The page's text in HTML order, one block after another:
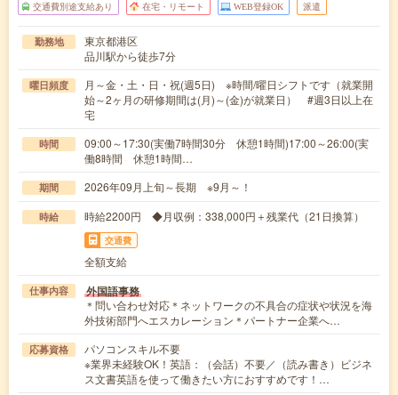
交通費別途支給あり 在宅・リモート WEB登録OK 派遣
勤務地
東京都港区
品川駅から徒歩7分
曜日頻度
月～金・土・日・祝(週5日) ※時間/曜日シフトです（就業開
始～2ヶ月の研修期間は(月)～(金)が就業日） #週3日以上在
宅
時間
09:00～17:30(実働7時間30分 休憩1時間)17:00～26:00(実
働8時間 休憩1時間…
期間 2026年09月上旬～長期 ※9月～！
時給 時給2200円 ◆月収例：338,000円＋残業代（21日換算）
交通費
全額支給
仕事内容 外国語事務
＊問い合わせ対応＊ネットワークの不具合の症状や状況を海
外技術部門へエスカレーション＊パートナー企業へ…
応募資格
パソコンスキル不要
※業界未経験OK！英語：（会話）不要／（読み書き）ビジネ
ス文書英語を使って働きたい方におすすめです！…